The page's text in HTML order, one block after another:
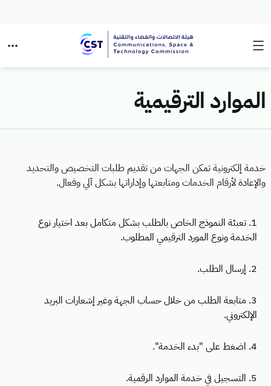
الموارد الترقيمية
خدمة إلكترونية تمكن الجهات من تقديم طلبات التخصيص والتحديد
والإعادة لأرقام الخدمات ومتابعتها وإداراتها بشكل آلي وفعال.
1. تعبئة النموذج الخاص بالطلب بشكل متكامل بعد اختيار نوع
الخدمة ونوع المورد الترقيمي المطلوب.
2. إرسال الطلب.
3. متابعة الطلب من خلال حساب الجهة وغير إشعارات البريد
الإلكتروني.
4. اضغط على "بدء الخدمة".
5. التسجيل في خدمة الموارد الرقمية.